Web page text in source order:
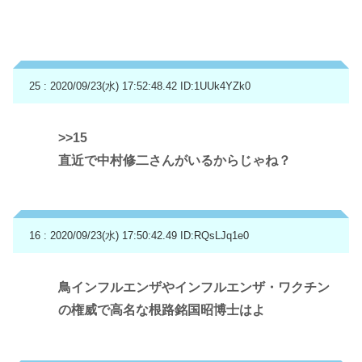
25 : 2020/09/23(水) 17:52:48.42 ID:1UUk4YZk0
>>15
直近で中村修二さんがいるからじゃね？
16 : 2020/09/23(水) 17:50:42.49 ID:RQsLJq1e0
鳥インフルエンザやインフルエンザ・ワクチン
の権威で高名な根路銘国昭博士はよ